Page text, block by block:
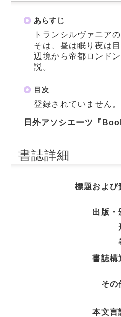
あらすじ
トランシルヴァニア
そは、昼は眠り夜は
辺境から帝都ロンド
説。
目次
登録されていません。
日外アソシエーツ『
書誌詳細
標題および
出版・
書誌構
その
本文言